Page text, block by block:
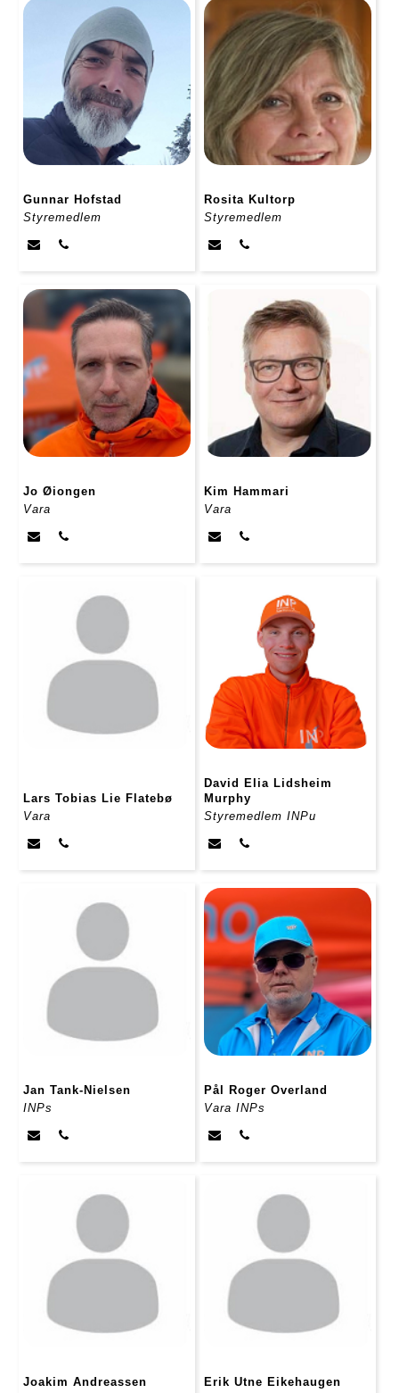
Gunnar Hofstad
Styremedlem
Rosita Kultorp
Styremedlem
Jo Øiongen
Vara
Kim Hammari
Vara
Lars Tobias Lie Flatebø
Vara
David Elia Lidsheim
Murphy
Styremedlem INPu
Jan Tank-Nielsen
INPs
Pål Roger Overland
Vara INPs
Joakim Andreassen Erik Utne Eikehaugen